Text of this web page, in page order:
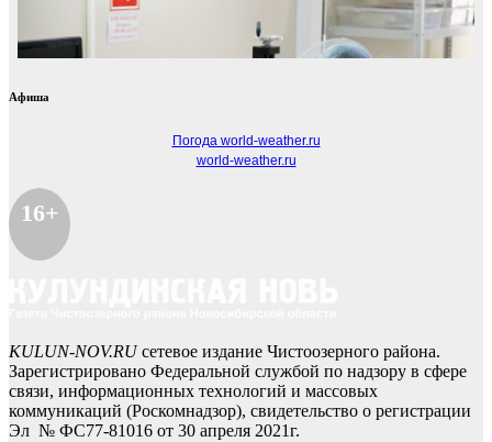
Афиша
Погода world-weather.ru
world-weather.ru
16+
KULUN-NOV.RUсетевое издание Чистоозерного района.
Зарегистрировано Федеральной службой по надзору в сфере
связи, информационных технологий и массовых
коммуникаций (Роскомнадзор), свидетельство о регистрации
Эл № ФС77-81016 от 30 апреля 2021г.